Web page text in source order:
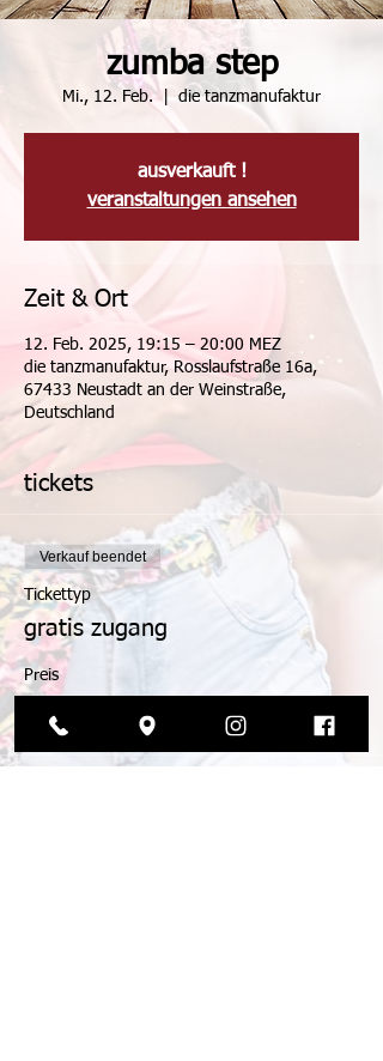
zumba step
Mi., 12. Feb.
  |
die tanzmanufaktur
ausverkauft !
veranstaltungen ansehen
Zeit & Ort
12. Feb. 2025, 19:15 – 20:00 MEZ
die tanzmanufaktur, Rosslaufstraße 16a,
67433 Neustadt an der Weinstraße,
Deutschland
tickets
Verkauf beendet
Tickettyp
gratis zugang
Preis
0,00 €